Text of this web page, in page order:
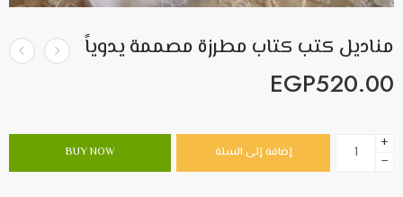
مناديل كتب كتاب مطرزة مصممة يدوياً
EGP520.00
+
−
إضافة إلى السلة BUY NOW